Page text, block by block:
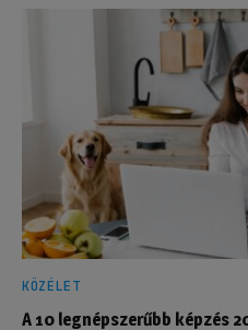
KÖZÉLET
A 10 legnépszerűbb képzés